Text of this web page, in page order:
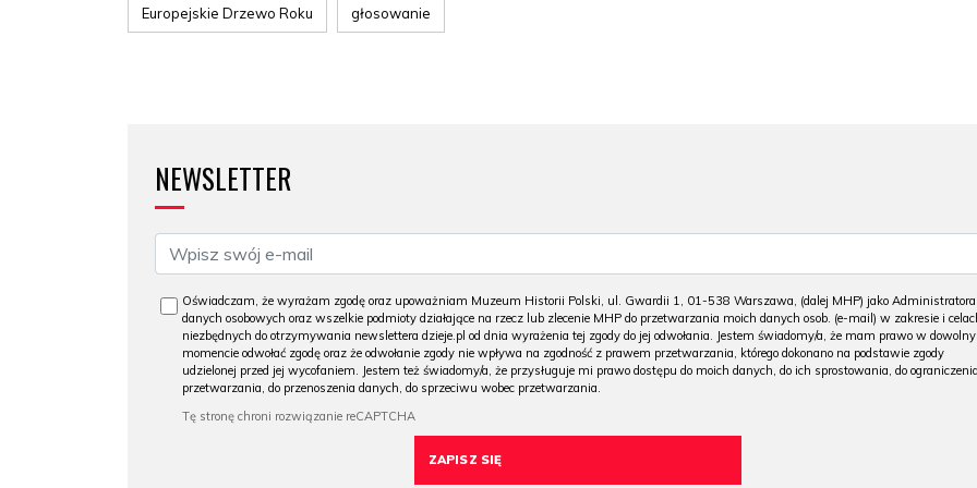
Europejskie Drzewo Roku głosowanie
NEWSLETTER
Oświadczam, że wyrażam zgodę oraz upoważniam Muzeum Historii Polski, ul. Gwardii 1, 01-538 Warszawa, (dalej MHP) jako Administratora
danych osobowych oraz wszelkie podmioty działające na rzecz lub zlecenie MHP do przetwarzania moich danych osob. (e-mail) w zakresie i
niezbędnych do otrzymywania newslettera dzieje.pl od dnia wyrażenia tej zgody do jej odwołania. Jestem świadomy/a, że mam prawo w
momencie odwołać zgodę oraz że odwołanie zgody nie wpływa na zgodność z prawem przetwarzania, którego dokonano na podstawie zgody
udzielonej przed jej wycofaniem. Jestem też świadomy/a, że przysługuje mi prawo dostępu do moich danych, do ich sprostowania, do ograniczenia
przetwarzania, do przenoszenia danych, do sprzeciwu wobec przetwarzania.